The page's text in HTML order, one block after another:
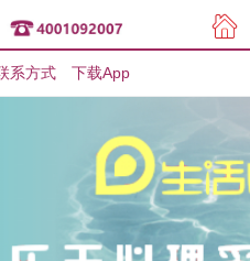
用户注册
系方式 下载App